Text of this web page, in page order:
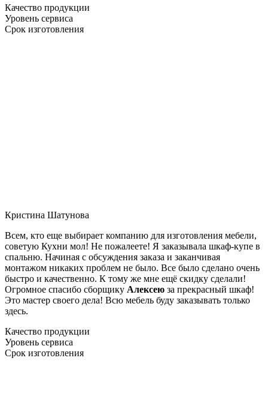
Качество продукции
Уровень сервиса
Срок изготовления
Кристина Шатунова
Всем, кто еще выбирает компанию для изготовления мебели,
советую Кухни мол! Не пожалеете! Я заказывала шкаф-купе в
спальню. Начиная с обсуждения заказа и заканчивая
монтажом никаких проблем не было. Все было сделано очень
быстро и качественно. К тому же мне ещё скидку сделали!
Огромное спасибо сборщику Алексею за прекрасный шкаф!
Это мастер своего дела! Всю мебель буду заказывать только
здесь.
Качество продукции
Уровень сервиса
Срок изготовления